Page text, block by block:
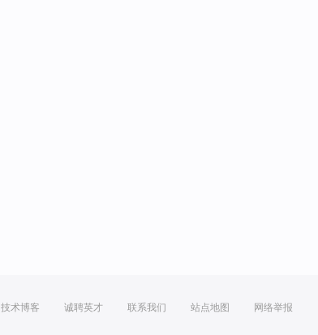
技术博客 诚聘英才 联系我们 站点地图 网络举报